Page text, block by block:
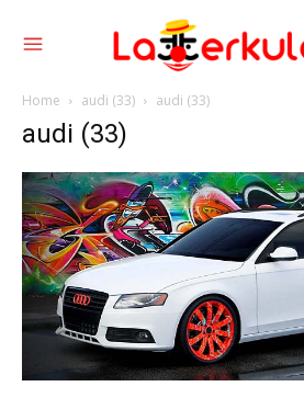
Home audi (33) audi (33)
audi (33)